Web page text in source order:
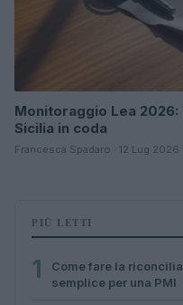
Monitoraggio Lea
Sicilia in coda
Francesca Spadaro · 12 Lug 2026
PIÙ LETTI
1
Come fare la
semplice per una PMI